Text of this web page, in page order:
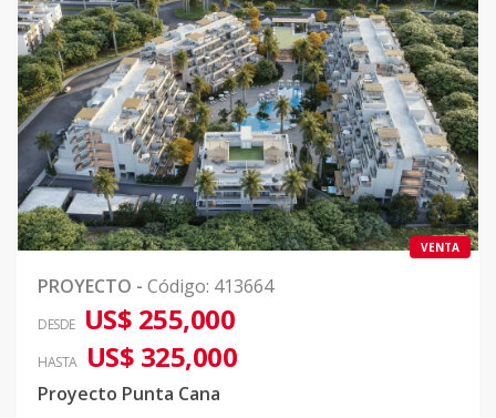
VENTA
PROYECTO - Código: 413664
DESDE US$ 255,000
HASTA US$ 325,000
Proyecto Punta Cana